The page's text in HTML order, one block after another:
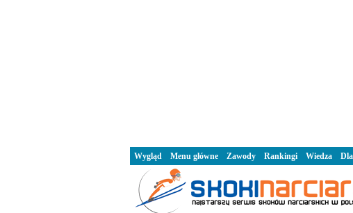
Wygląd Menu główne Zawody Rankingi Wiedza